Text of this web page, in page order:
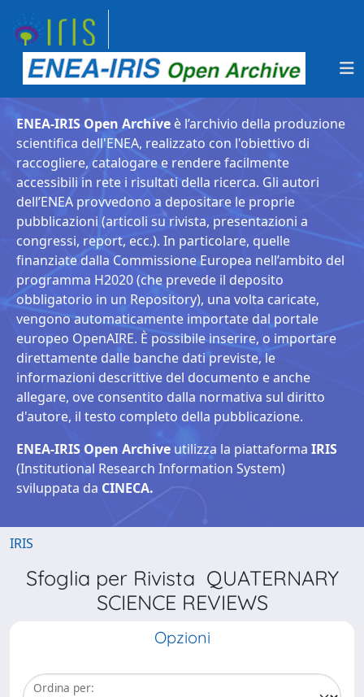
ENEA-IRIS Open Archive è l’archivio della produzione
scientifica dell'ENEA, realizzato con l'obiettivo di
raccogliere, catalogare e rendere facilmente
accessibili in rete i risultati della ricerca. Gli autori
dell’ENEA provvedono a depositare le proprie
pubblicazioni (articoli su rivista, presentazioni a
congressi, report, ecc.). In particolare, quelle
finanziate dalla Commissione Europea nell’ambito del
programma H2020 (che prevede il deposito
obbligatorio in un Repository), una volta caricate,
vengono automaticamente importate dal portale
europeo OpenAIRE. È possibile inserire, o importare
direttamente dalle banche dati previste, le
informazioni descrittive del documento e anche
allegare, ove consentito dalla normativa sul diritto
d'autore, il testo completo della pubblicazione.
ENEA-IRIS Open Archive utilizza la piattaforma IRIS
(Institutional Research Information System)
sviluppata da CINECA.
IRIS
Sfoglia per Rivista QUATERNARY
SCIENCE REVIEWS
Opzioni
Ordina per: